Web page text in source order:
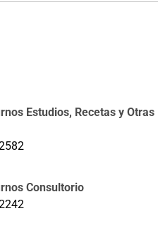
Estudios, Recetas y Otras
Consultorio